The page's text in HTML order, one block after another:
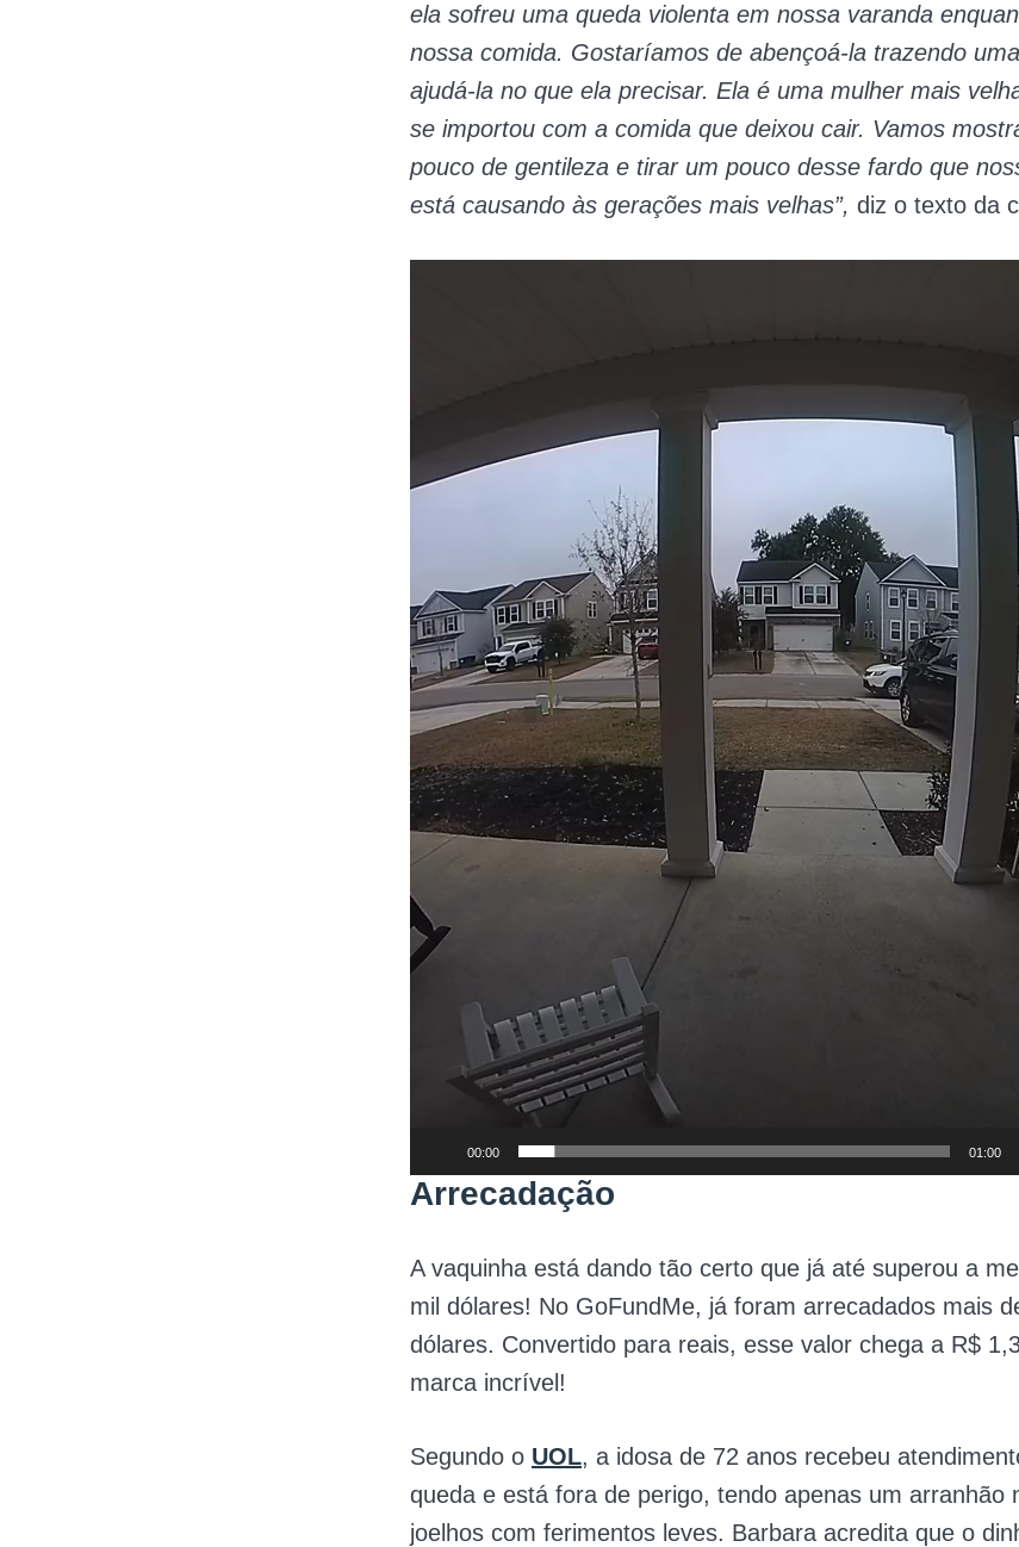
ela sofreu uma queda violenta em nossa varanda
nossa comida. Gostaríamos de abençoá-la trazendo uma
ajudá-la no que ela precisar. Ela é uma mulher mais
se importou com a comida que deixou cair. Vamos
pouco de gentileza e tirar um pouco desse fardo que
está causando às gerações mais velhas”, diz o texto da
00:00 01:00
Arrecadação
A vaquinha está dando tão certo que já até superou a
mil dólares! No GoFundMe, já foram arrecadados mais
dólares. Convertido para reais, esse valor chega a R$
marca incrível!
Segundo o UOL, a idosa de 72 anos recebeu
queda e está fora de perigo, tendo apenas um arranhão
joelhos com ferimentos leves. Barbara acredita que o